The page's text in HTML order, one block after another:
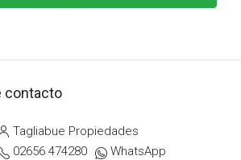
contacto
Tagliabue Propiedades
02656 474280
WhatsApp